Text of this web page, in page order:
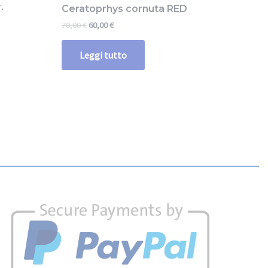
Ceratoprhys cornuta RED
70,00€ 60,00€
Leggi tutto